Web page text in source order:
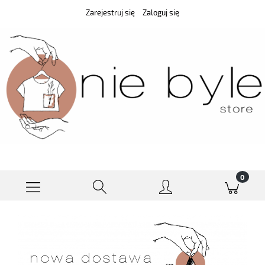
Zarejestruj się Zaloguj się